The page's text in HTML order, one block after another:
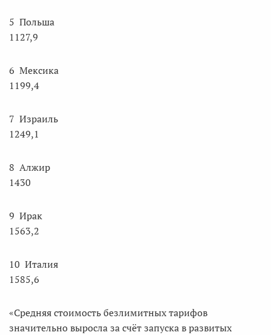
5 Польша
1127,9
6 Мексика
1199,4
7 Израиль
1249,1
8 Алжир
1430
9 Ирак
1563,2
10 Италия
1585,6
«Средняя стоимость безлимитных тарифов
значительно выросла за счёт запуска в развитых